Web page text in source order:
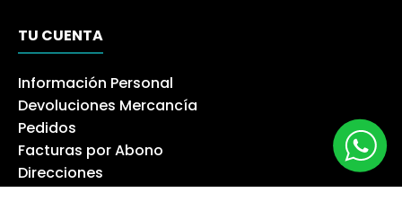
TU CUENTA
Información Personal
Devoluciones Mercancía
Pedidos
Facturas por Abono
Direcciones